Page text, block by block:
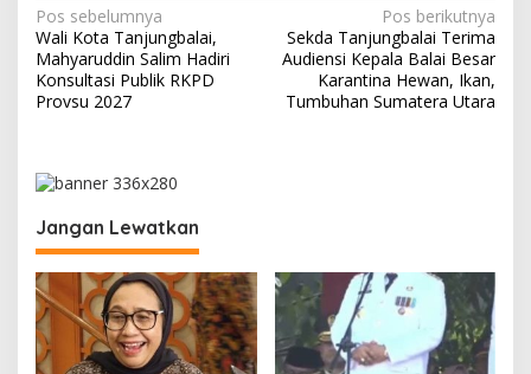
N
a
v
i
a
s
i
p
o
s
Pos sebelumnya
Wali Kota Tanjungbalai,
Mahyaruddin Salim Hadiri
Konsultasi Publik RKPD
Provsu 2027
Pos berikutnya
Sekda Tanjungbalai Terima
Audiensi Kepala Balai Besar
Karantina Hewan, Ikan,
Tumbuhan Sumatera Utara
Jangan Lewatkan